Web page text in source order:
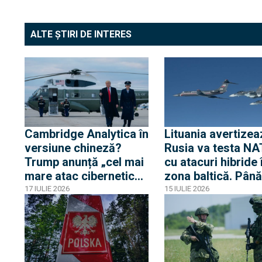
ALTE ȘTIRI DE INTERES
Cambridge Analytica în
versiune chineză?
Trump anunță „cel mai
mare atac cibernetic
asupra datelor
electorale din istorie”:
220 de milioane de
dosare ale alegătorilor
americani
17 IULIE 2026
Lituania
Rusia va testa
cu atacuri hibride
zona baltică. Până
atunci, aeronave
militare rusești se
apropie pentru a
zi consecutiv de
frontiera Poloniei
15 IULIE 2026